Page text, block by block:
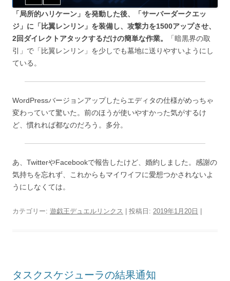
「局所的ハリケーン」を発動した後、「サーバーダークエッ
ジ」に「比翼レンリン」を装備し、攻撃力を1500アップさせ、
2回ダイレクトアタックするだけの簡単な作業。
「暗黒界の取
引」で「比翼レンリン」を少しでも墓地に送りやすいようにし
ている。
WordPressバージョンアップしたらエディタの仕様がめっちゃ
変わっていて驚いた。前のほうが使いやすかった気がするけ
ど、慣れれば都なのだろう。多分。
あ、TwitterやFacebookで報告したけど、婚約しました。感謝の
気持ちを忘れず、これからもマイワイフに愛想つかされないよ
うにしなくては。
カテゴリー: 遊戯王デュエルリンクス | 投稿日: 2019年1月20日
タスクスケジューラの結果通知